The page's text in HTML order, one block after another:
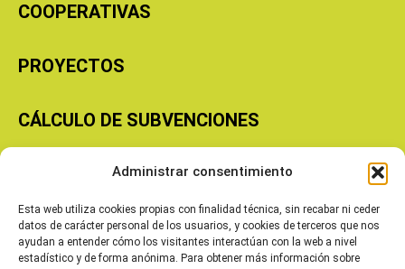
Administrar consentimiento
Esta web utiliza cookies propias con finalidad técnica, sin recabar ni ceder
datos de carácter personal de los usuarios, y cookies de terceros que nos
ayudan a entender cómo los visitantes interactúan con la web a nivel
estadístico y de forma anónima. Para obtener más información sobre
COOPERATIVAS
PROYECTOS
CÁLCULO DE SUBVENCIONES
Copyright © 2026 Cooperativas Agroalimentarias de Aragón